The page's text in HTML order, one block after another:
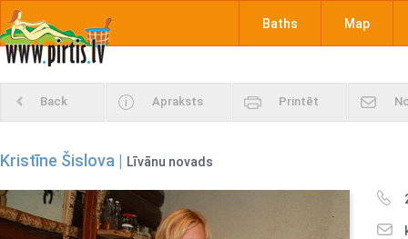
Baths Map
Back Apraksts Printēt
Kristīne Šislova | Līvānu novads